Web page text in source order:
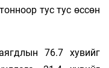
тус тус өссөн
76.7 хувийг